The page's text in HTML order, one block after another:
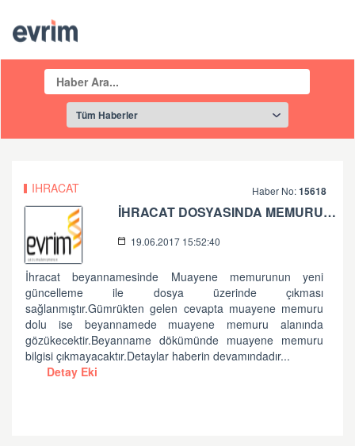
IHRACAT Haber No:15618
İHRACAT DOSYASINDA MEMURUN GÖRÜNTÜLENMESİ
19.06.2017 15:52:40
İhracat beyannamesinde Muayene memurunun yeni
güncelleme ile dosya üzerinde çıkması
sağlanmıştır.Gümrükten gelen cevapta muayene memuru
dolu ise beyannamede muayene memuru alanında
gözükecektir.Beyanname dökümünde muayene memuru
bilgisi çıkmayacaktır.Detaylar haberin devamındadır...
Detay Eki